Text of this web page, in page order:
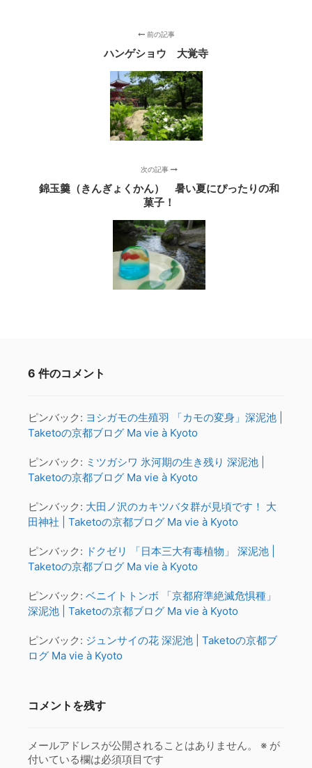
前の記事
ハンゲショウ 大覚寺
次の記事
錦玉羹（きんぎょくかん） 暑い夏にぴったりの和
菓子！
6 件のコメント
ピンバック: ヨシガモの生殖羽 「カモの変身」深泥池 |
Taketoの京都ブログ Ma vie à Kyoto
ピンバック: ミツガシワ 氷河期の生き残り 深泥池 |
Taketoの京都ブログ Ma vie à Kyoto
ピンバック: 大田ノ沢のカキツバタ群が見頃です！ 大
田神社 | Taketoの京都ブログ Ma vie à Kyoto
ピンバック: ドクゼリ 「日本三大有毒植物」 深泥池 |
Taketoの京都ブログ Ma vie à Kyoto
ピンバック: ベニイトトンボ 「京都府準絶滅危惧種」
深泥池 | Taketoの京都ブログ Ma vie à Kyoto
ピンバック: ジュンサイの花 深泥池 | Taketoの京都ブ
ログ Ma vie à Kyoto
コメントを残す
メールアドレスが公開されることはありません。 ※ が
付いている欄は必須項目です